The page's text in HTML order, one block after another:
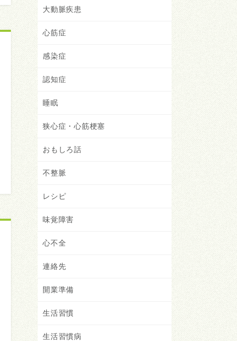
大動脈疾患
心筋症
感染症
認知症
睡眠
狭心症・心筋梗塞
おもしろ話
不整脈
レシピ
味覚障害
心不全
連絡先
開業準備
生活習慣
生活習慣病